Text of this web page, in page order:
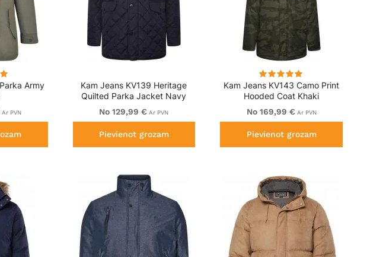
Army
Ar PVN
Kam Jeans KV139 Heritage
Quilted Parka Jacket Navy
No 129,99 € Ar PVN
Pievienot grozam
Kam Jeans KV143 Camo Print
Hooded Coat Khaki
No 169,99 € Ar PVN
Pievienot grozam